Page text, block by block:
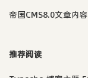
帝国CMS8.0文章内
推荐阅读